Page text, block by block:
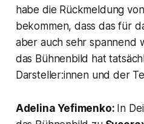
habe die Rückmeldung
bekommen, dass das für
aber auch sehr spannend
das Bühnenbild hat
Darsteller:innen und der
Adelina Yefimenko: In